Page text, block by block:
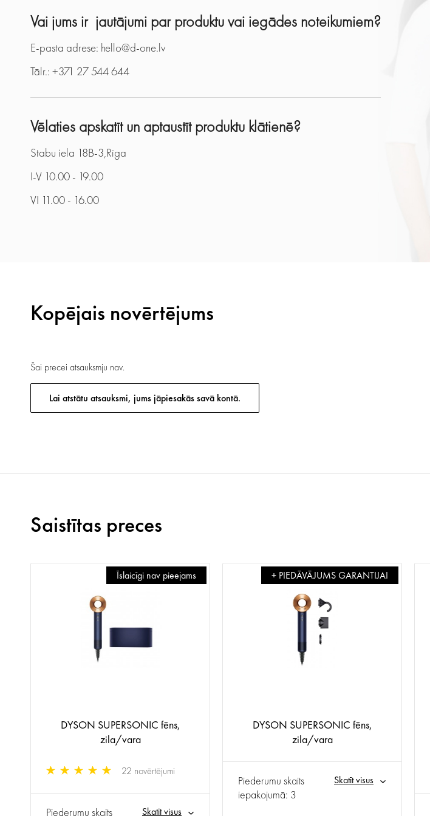
Vai jums ir jautājumi par produktu vai iegādes noteikumiem?
E-pasta adrese: hello@d-one.lv
Tālr.: +371 27 544 644
Vēlaties apskatīt un aptaustīt produktu klātienē?
Stabu iela 18B-3,Rīga
I-V 10.00 - 19.00
VI 11.00 - 16.00
Kopējais novērtējums
Šai precei atsauksmju nav.
Lai atstātu atsauksmi, jums jāpiesakās savā kontā.
Saistītas preces
Īslaicīgi nav pieejams
DYSON SUPERSONIC fēns,
zila/vara
22 novērtējumi
Piederumu skaits Skatīt visus
+ PIEDĀVĀJUMS GARANTIJAI
DYSON SUPERSONIC fēns,
zila/vara
Piederumu skaits
iepakojumā: 3
Skatīt visus